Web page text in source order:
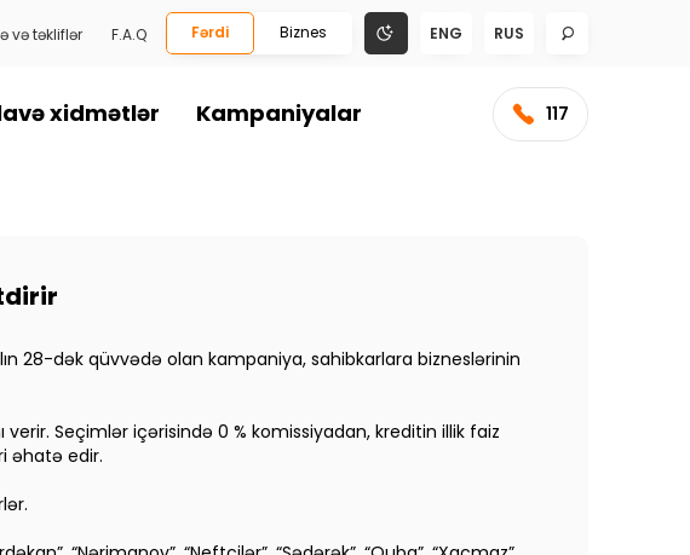
və təkliflər F.A.Q Fərdi Biznes ENG RUS
xidmətlər Kampaniyalar 117
28-dək qüvvədə olan kampaniya, sahibkarlara bizneslərinin
Seçimlər içərisində 0 % komissiyadan, kreditin illik faiz
əhatə edir.